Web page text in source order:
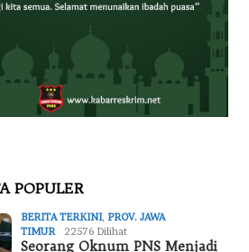
POPULER
BERITA TERKINI,PROV. JAWA
TIMUR
22576 Dilihat
Seorang Oknum PNS Menjadi